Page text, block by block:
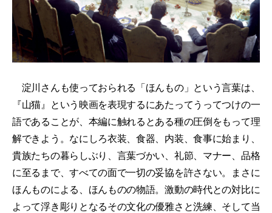
淀川さんも使っておられる「ほんもの」という言葉は、
『山猫』という映画を表現するにあたってうってつけの一
語であることが、本編に触れるとある種の圧倒をもって理
解できよう。なにしろ衣装、食器、内装、食事に始まり、
貴族たちの暮らしぶり、言葉づかい、礼節、マナー、品格
に至るまで、すべての面で一切の妥協を許さない。まさに
ほんものによる、ほんものの物語。激動の時代との対比に
よって浮き彫りとなるその文化の優雅さと洗練、そして当